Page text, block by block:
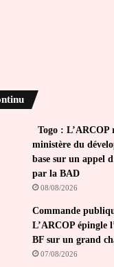
Togo : L’ARCOP
ministère du
base sur un appel
par la BAD
08/08/2026
Commande
L’ARCOP épingle
BF sur un grand
07/08/2026